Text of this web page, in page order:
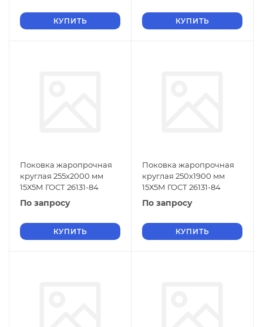
КУПИТЬ КУПИТЬ
Поковка жаропрочная
круглая 255х2000 мм
15Х5М ГОСТ 26131-84
По запросу
КУПИТЬ
Поковка жаропрочная
круглая 250х1900 мм
15Х5М ГОСТ 26131-84
По запросу
КУПИТЬ